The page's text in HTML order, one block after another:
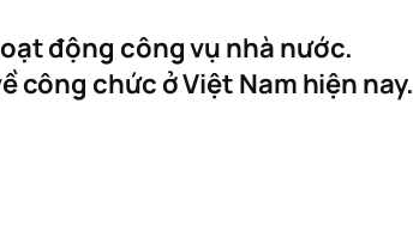
động công vụ nhà nước.
công chức ở Việt Nam hiện nay.